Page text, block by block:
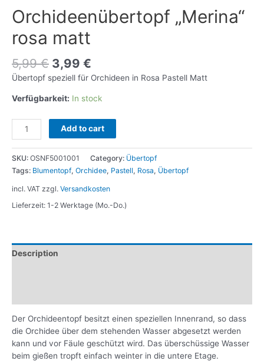
Orchideenübertopf „Merina“
rosa matt
5,99€ 3,99 €
Übertopf speziell für Orchideen in Rosa Pastell Matt
Verfügbarkeit: In stock
Orchideenübertopf
rosa
matt
quantity
Add to cart
SKU: OSNF5001001 Category: Übertopf
Tags: Blumentopf, Orchidee, Pastell, Rosa, Übertopf
incl. VAT zzgl. Versandkosten
Lieferzeit: 1-2 Werktage (Mo.-Do.)
Description
Der Orchideentopf besitzt einen speziellen Innenrand, so dass
die Orchidee über dem stehenden Wasser abgesetzt werden
kann und vor Fäule geschützt wird. Das überschüssige Wasser
beim gießen tropft einfach weinter in die untere Etage.